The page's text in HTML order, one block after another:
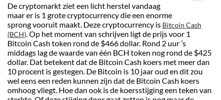
De cryptomarkt ziet een licht herstel vandaag
maar er is 1 grote cryptocurrency die een enorme
sprong vooruit maakt. Deze cryptocurrency is Bitcoin Cash
(BCH) . Op het moment van schrijven ligt de prijs voor 1
Bitcoin Cash token rond de $466 dollar. Rond 2 uur ’s
middags lag de waarde van één BCH token nog rond de $425
dollar. Dat betekent dat de Bitcoin Cash koers met meer dan
10 procent is gestegen. De Bitcoin is 10 jaar oud en dit zou
wel eens een reden kunnen zijn dat de Bitcoin Cash koers
omhoog vliegt. Hoe dan ook is de koersstijging een teken van